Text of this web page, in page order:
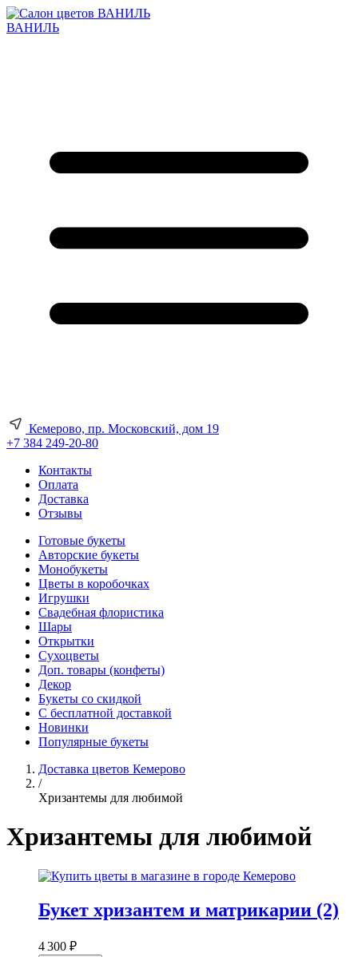
ВАНИЛЬ
Кемерово, пр. Московский, дом 19
+7 384 249-20-80
Контакты
Оплата
Доставка
Отзывы
Готовые букеты
Авторские букеты
Монобукеты
Цветы в коробочках
Игрушки
Свадебная флористика
Шары
Открытки
Сухоцветы
Доп. товары (конфеты)
Декор
Букеты со скидкой
С бесплатной доставкой
Новинки
Популярные букеты
Доставка цветов Кемерово
/
Хризантемы для любимой
Хризантемы для любимой
Букет хризантем и матрикарии (2)
4 300 ₽